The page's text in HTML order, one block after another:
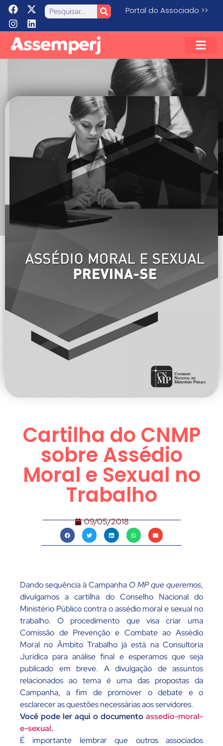
Portal do Associado >>
Cartilha do CNMP
sobre Assédio
Moral e Sexual no
Trabalho
09/05/2018
Dando sequência à Campanha O MP que queremos,
divulgamos a cartilha do Conselho Nacional do
Ministério Público contra o assédio moral e sexual no
trabalho. O procedimento que visa criar uma
Comissão de Prevenção e Combate ao Assédio
Moral no Âmbito Trabalho já está na Consultoria
Jurídica para análise final e esperamos que seja
publicado em breve. A divulgação de assuntos
relacionados ao tema é uma das propostas da
Campanha, a fim de promover o debate e o
esclarecer as questões necessárias aos servidores.
Você pode ler aqui o documento assedio-moral-
e-sexual.
É importante lembrar que outros associados